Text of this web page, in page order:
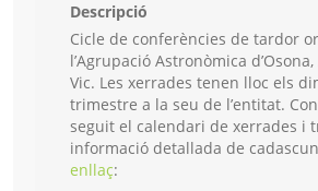
Descripció
Cicle de conferències de tardor
l’Agrupació Astronòmica
Vic. Les xerrades tenen lloc els
trimestre a la seu de l’entitat.
seguit el calendari de xerrades i
informació detallada de
enllaç: